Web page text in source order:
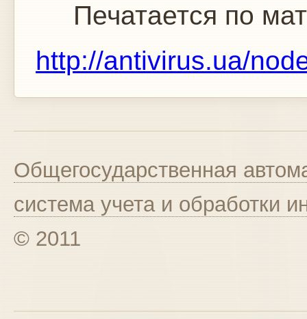
Печатается по
http://antivirus.ua/
Общегосударственная
система учета и обработки
© 2011